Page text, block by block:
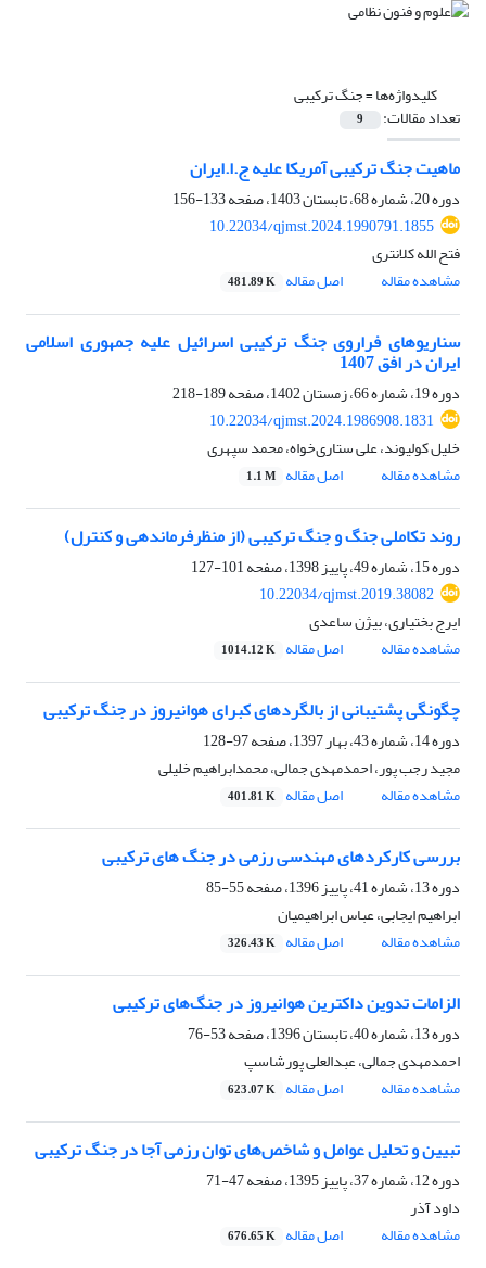
کلیدواژه‌ها =جنگ ترکیبی
تعداد مقالات: 9
ماهیت جنگ ترکیبی آمریکا علیه ج.ا.ایران
دوره 20، شماره 68، تابستان 1403، صفحه
133-156
10.22034/qjmst.2024.1990791.1855
فتح الله کلانتری
مشاهده مقاله
اصل مقاله 481.89 K
سناریوهای فراروی جنگ ترکیبی اسرائیل علیه جمهوری اسلامی
ایران در افق 1407
دوره 19، شماره 66، زمستان 1402، صفحه
189-218
10.22034/qjmst.2024.1986908.1831
خلیل کولیوند، علی ستاری‌خواه، محمد سپهری
مشاهده مقاله
اصل مقاله 1.1 M
روند تکاملی جنگ و جنگ ترکیبی (از منظرفرماندهی و کنترل)
دوره 15، شماره 49، پاییز 1398، صفحه
101-127
10.22034/qjmst.2019.38082
ایرج بختیاری، بیژن ساعدی
مشاهده مقاله
اصل مقاله 1014.12 K
چگونگی پشتیبانی از بالگردهای کبرای هوانیروز در جنگ ترکیبی
دوره 14، شماره 43، بهار 1397، صفحه
97-128
مجید رجب پور، احمدمهدی جمالی، محمدابراهیم خلیلی
مشاهده مقاله
اصل مقاله 401.81 K
بررسی کارکردهای مهندسی رزمی در جنگ های ترکیبی
دوره 13، شماره 41، پاییز 1396، صفحه
55-85
ابراهیم ایجابی، عباس ابراهیمیان
مشاهده مقاله
اصل مقاله 326.43 K
الزامات تدوین داکترین هوانیروز در جنگ‌های ترکیبی
دوره 13، شماره 40، تابستان 1396، صفحه
53-76
احمدمهدی جمالی، عبدالعلی پورشاسپ
مشاهده مقاله
اصل مقاله 623.07 K
تبیین و تحلیل عوامل و شاخص‌های توان رزمی آجا در جنگ ترکیبی
دوره 12، شماره 37، پاییز 1395، صفحه
47-71
داود آذر
مشاهده مقاله
اصل مقاله 676.65 K